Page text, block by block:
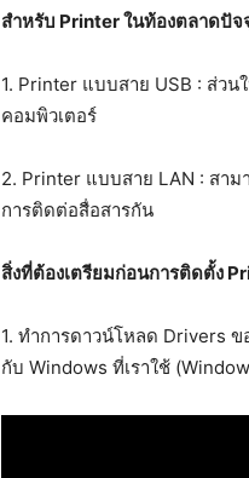
สำหรับ Printer ในท้องตลาดปั
1. Printer แบบสาย USB : ส่วน
คอมพิวเตอร์
2. Printer แบบสาย LAN : สาม
การติดต่อสื่อสารกัน
สิ่งที่ต้องเตรียมก่อนการติดตั้ง
1. ทำการดาวน์โหลด Drivers
กับ Windows ที่เราใช้